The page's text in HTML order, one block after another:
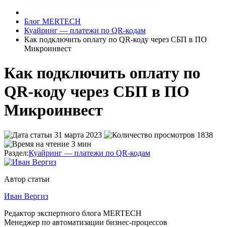
Блог MERTECH
Куайринг — платежи по QR-кодам
Как подключить оплату по QR-коду через СБП в ПО
Микроинвест
Как подключить оплату по
QR-коду через СБП в ПО
Микроинвест
31 марта 2023
1838
3 мин
Раздел:Куайринг — платежи по QR-кодам
Автор статьи
Иван Вергиз
Редактор экспертного блога MERTECH
Менеджер по автоматизации бизнес-процессов